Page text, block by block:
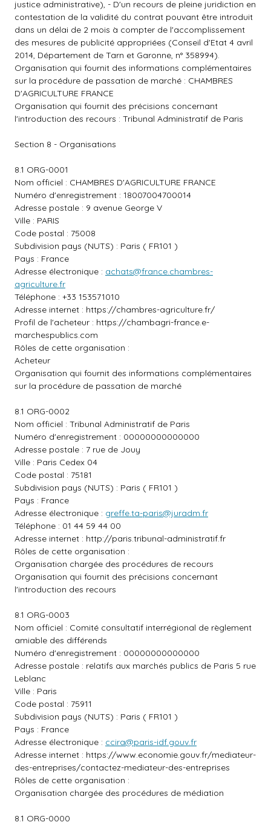
justice administrative), - D'un recours de pleine juridiction en
contestation de la validité du contrat pouvant être introduit
dans un délai de 2 mois à compter de l'accomplissement
des mesures de publicité appropriées (Conseil d'Etat 4 avril
2014, Département de Tarn et Garonne, n° 358994).
Organisation qui fournit des informations complémentaires
sur la procédure de passation de marché : CHAMBRES
D'AGRICULTURE FRANCE
Organisation qui fournit des précisions concernant
l'introduction des recours : Tribunal Administratif de Paris
Section 8 - Organisations
8.1 ORG-0001
Nom officiel : CHAMBRES D'AGRICULTURE FRANCE
Numéro d'enregistrement : 18007004700014
Adresse postale : 9 avenue George V
Ville : PARIS
Code postal : 75008
Subdivision pays (NUTS) : Paris ( FR101 )
Pays : France
Adresse électronique : achats@france.chambres-
agriculture.fr
Téléphone : +33 153571010
Adresse internet : https://chambres-agriculture.fr/
Profil de l'acheteur : https://chambagri-france.e-
marchespublics.com
Rôles de cette organisation :
Acheteur
Organisation qui fournit des informations complémentaires
sur la procédure de passation de marché
8.1 ORG-0002
Nom officiel : Tribunal Administratif de Paris
Numéro d'enregistrement : 00000000000000
Adresse postale : 7 rue de Jouy
Ville : Paris Cedex 04
Code postal : 75181
Subdivision pays (NUTS) : Paris ( FR101 )
Pays : France
Adresse électronique : greffe.ta-paris@juradm.fr
Téléphone : 01 44 59 44 00
Adresse internet : http://paris.tribunal-administratif.fr
Rôles de cette organisation :
Organisation chargée des procédures de recours
Organisation qui fournit des précisions concernant
l'introduction des recours
8.1 ORG-0003
Nom officiel : Comité consultatif interrégional de règlement
amiable des différends
Numéro d'enregistrement : 00000000000000
Adresse postale : relatifs aux marchés publics de Paris 5 rue
Leblanc
Ville : Paris
Code postal : 75911
Subdivision pays (NUTS) : Paris ( FR101 )
Pays : France
Adresse électronique : ccira@paris-idf.gouv.fr
Adresse internet : https://www.economie.gouv.fr/mediateur-
des-entreprises/contactez-mediateur-des-entreprises
Rôles de cette organisation :
Organisation chargée des procédures de médiation
8.1 ORG-0000